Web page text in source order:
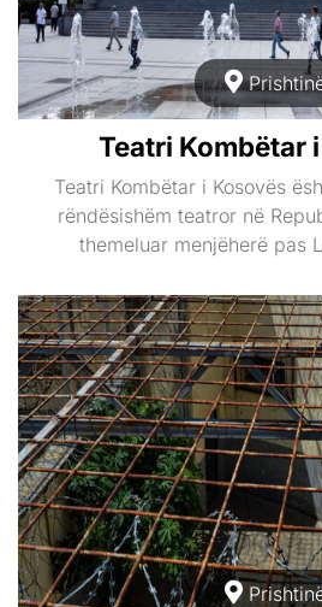
Teatri Kombëtar
Teatri Kombëtar i Kosovës
rëndësishëm teatror në
themeluar menjëherë pas